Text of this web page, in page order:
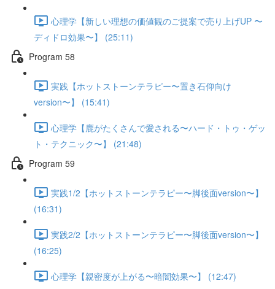
心理学【新しい理想の価値観のご提案で売り上げUP 〜
ディドロ効果〜】 (25:11)
Program 58
実践【ホットストーンテラピー〜置き石仰向け
version〜】 (15:41)
心理学【鹿がたくさんで愛される〜ハード・トゥ・ゲッ
ト・テクニック〜】 (21:48)
Program 59
実践1/2【ホットストーンテラピー〜脚後面version〜】
(16:31)
実践2/2【ホットストーンテラピー〜脚後面version〜】
(16:25)
心理学【親密度が上がる〜暗闇効果〜】 (12:47)